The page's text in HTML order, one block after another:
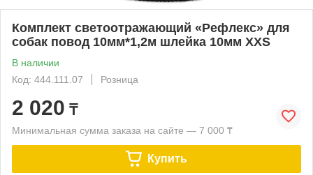
Комплект светоотражающий «Рефлекс» для
собак повод 10мм*1,2м шлейка 10мм XXS
В наличии
Код: 444.111.07
Розница
2 020 ₸
Минимальная сумма заказа на сайте — 7 000 ₸
Купить